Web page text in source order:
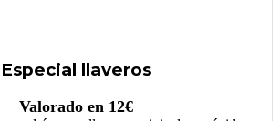
Especial llaveros
Valorado en 12€